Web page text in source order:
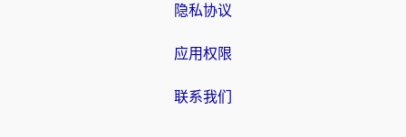
隐私协议
应用权限
联系我们